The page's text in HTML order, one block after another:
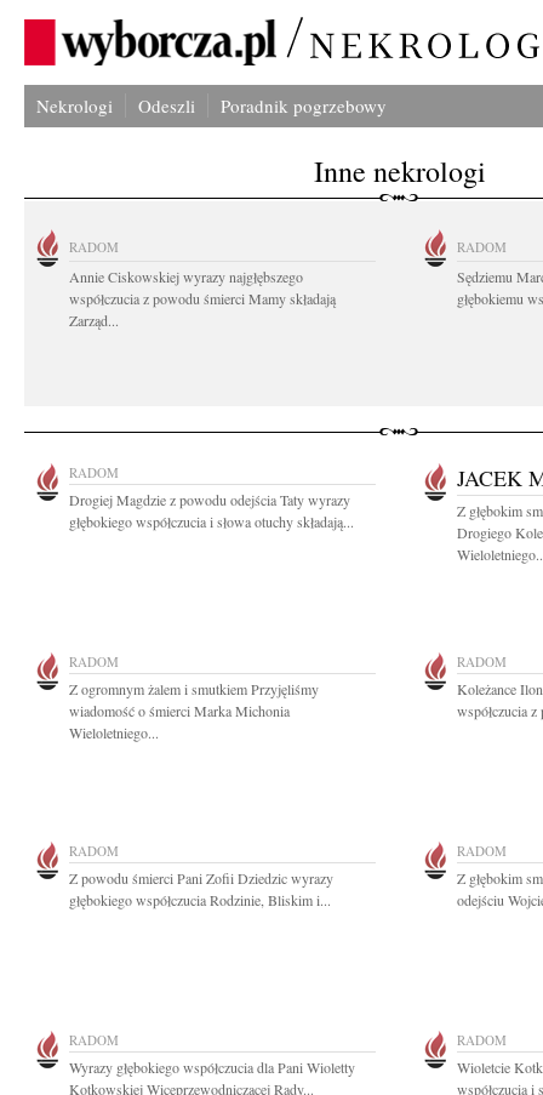
Nekrologi Odeszli Poradnik pogrzebowy
Inne nekrologi
RADOM
Annie Ciskowskiej wyrazy najgłębszego
współczucia z powodu śmierci Mamy składają
Zarząd...
RADOM
Sędziemu
głębokiemu
RADOM
Drogiej Magdzie z powodu odejścia Taty wyrazy
głębokiego współczucia i słowa otuchy składają...
JACEK
Z głębokim
Drogiego
RADOM
Z ogromnym żalem i smutkiem Przyjęliśmy
wiadomość o śmierci Marka Michonia
Wieloletniego...
RADOM
Koleżance
współczucia
RADOM
Z powodu śmierci Pani Zofii Dziedzic wyrazy
głębokiego współczucia Rodzinie, Bliskim i...
RADOM
Z głębokim
odejściu
RADOM
Wyrazy głębokiego współczucia dla Pani Wioletty
Kotkowskiej Wiceprzewodniczącej Rady...
RADOM
Wioletcie
współczucia i